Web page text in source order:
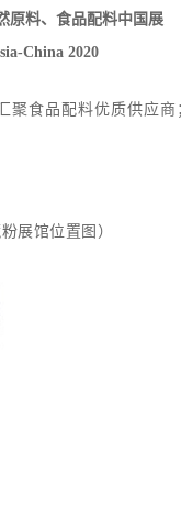
原料、食品配料中国展
China 2020
品配料优质供应
展馆位置图）